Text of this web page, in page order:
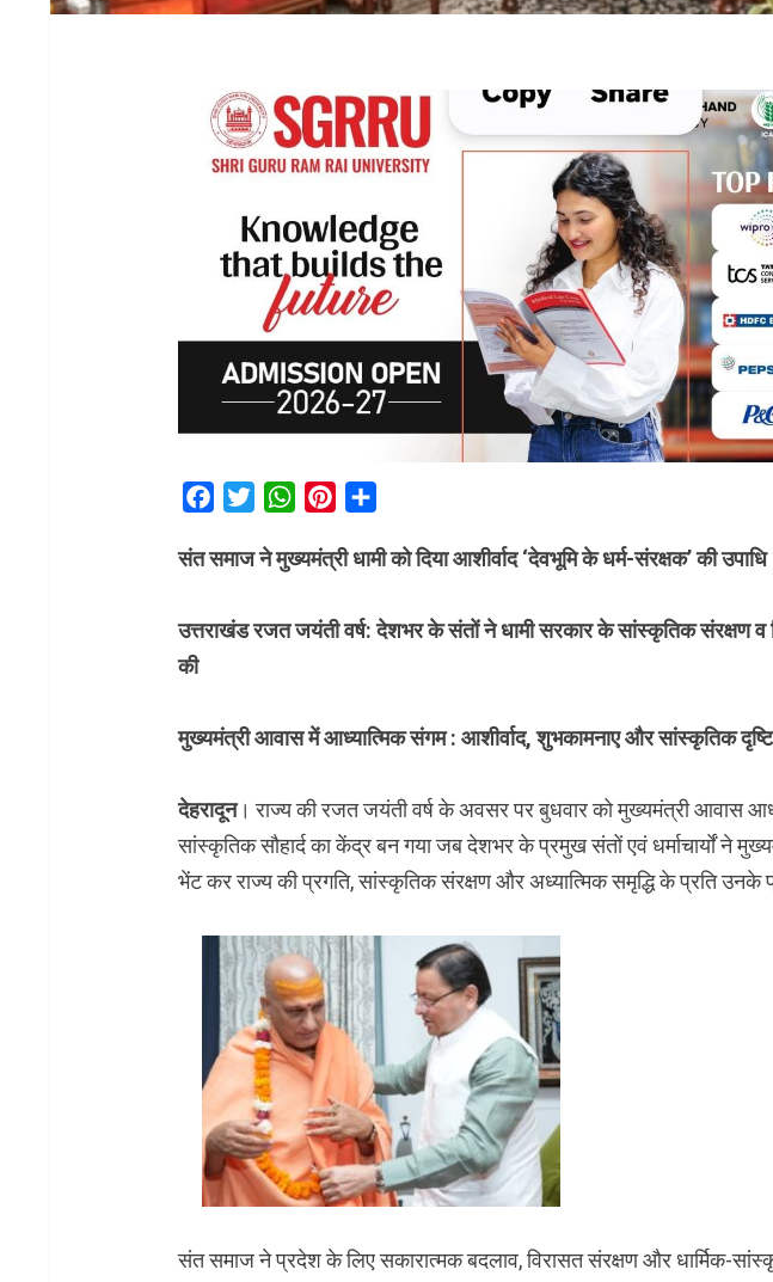
Facebook
TwitterWhatsAppPinterest
संत समाज ने मुख्यमंत्री धामी को दिया आशीर्वाद ‘देवभूमि के धर्म-संरक्षक’ की उपाधि
उत्तराखंड रजत जयंती वर्ष: देशभर के संतों ने धामी सरकार के सांस्कृतिक संरक्षण व
की
मुख्यमंत्री आवास में आध्यात्मिक संगम : आशीर्वाद, शुभकामनाए और सांस्कृतिक
देहरादून। राज्य की रजत जयंती वर्ष के अवसर पर बुधवार को मुख्यमंत्री आवास
सांस्कृतिक सौहार्द का केंद्र बन गया जब देशभर के प्रमुख संतों एवं धर्माचार्यों ने
भेंट कर राज्य की प्रगति, सांस्कृतिक संरक्षण और अध्यात्मिक समृद्धि के प्रति उनके
संत समाज ने प्रदेश के लिए सकारात्मक बदलाव, विरासत संरक्षण और धार्मिक-